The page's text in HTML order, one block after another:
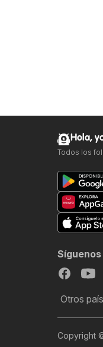
Hola,
Todos los
Síguenos
Otros
Copyright